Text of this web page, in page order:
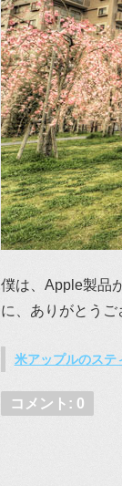
僕は、Apple製品
に、ありがとうご
米アップルのステ
コメント: 0